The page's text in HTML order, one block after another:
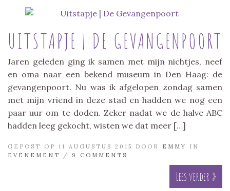
UITSTAPJE | DE GEVANGENPOORT
Jaren geleden ging ik samen met mijn nichtjes, neef
en oma naar een bekend museum in Den Haag: de
gevangenpoort. Nu was ik afgelopen zondag samen
met mijn vriend in deze stad en hadden we nog een
paar uur om te doden. Zeker nadat we de halve ABC
hadden leeg gekocht, wisten we dat meer […]
GEPOST OP 11 AUGUSTUS 2015 DOOR EMMY
IN
EVENEMENT
/ 9 COMMENTS
Lees verder »